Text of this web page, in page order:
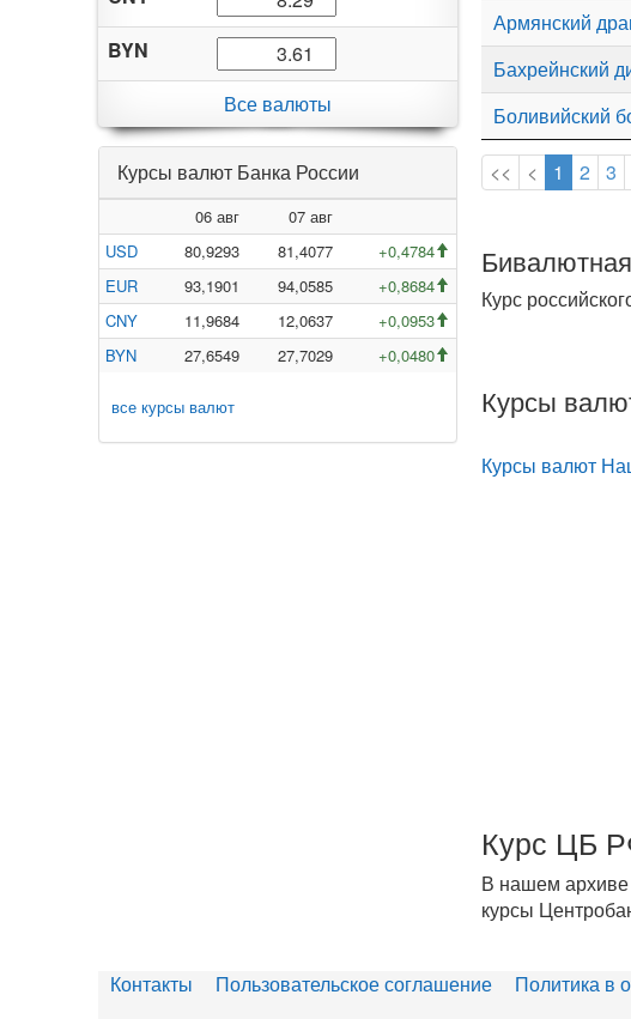
BYN
Все валюты
Курсы валют Банка России
06 авг
07 авг
USD
80,9293 81,4077
+0,4784
EUR
93,1901 94,0585
+0,8684
CNY
11,9684 12,0637
+0,0953
BYN
27,6549 27,7029 +0,0480
все курсы валют
Армянский
Бахрейнский
Боливийский
<< < 1 2 3
Курс
Курсы
Курсы валют
Курс ЦБ
В нашем
курсы
Контакты Пользовательское соглашение Политика в